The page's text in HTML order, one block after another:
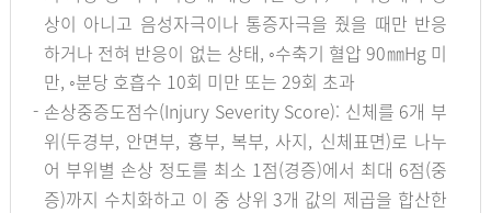
상이 아니고 음성자극이나 통증자극을 줬을 때만 반응
하거나 전혀 반응이 없는 상태, ◦수축기 혈압 90㎜Hg 미
만, ◦분당 호흡수 10회 미만 또는 29회 초과
- 손상중증도점수(Injury Severity Score): 신체를 6개 부
위(두경부, 안면부, 흉부, 복부, 사지, 신체표면)로 나누
어 부위별 손상 정도를 최소 1점(경증)에서 최대 6점(중
증)까지 수치화하고 이 중 상위 3개 값의 제곱을 합산한